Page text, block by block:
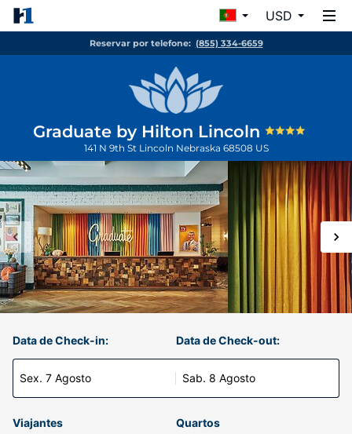
USD
Reservar por telefone: (855) 334-6659
Graduate by Hilton Lincoln
141 N 9th St Lincoln Nebraska 68508 US
Data de Check-in:
Sex. 7 Agosto
Data de Check-out:
Sab. 8 Agosto
Viajantes Quartos